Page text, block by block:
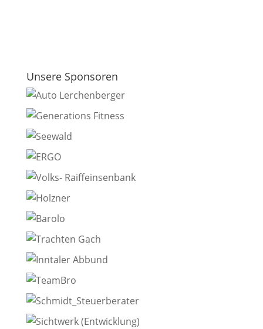
Unsere Sponsoren